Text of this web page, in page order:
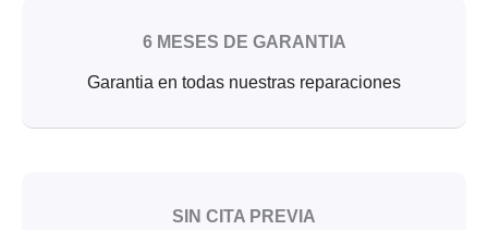
6 MESES DE GARANTIA
Garantia en todas nuestras reparaciones
SIN CITA PREVIA